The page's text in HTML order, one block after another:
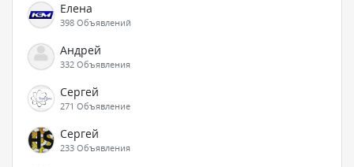
Елена
398 Объявлений
Андрей
332 Объявления
Сергей
271 Объявление
Сергей
233 Объявления